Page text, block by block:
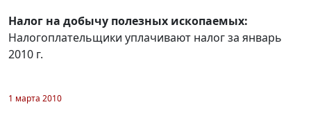
Налог на добычу полезных ископаемых:
Налогоплательщики уплачивают налог за январь
2010 г.
1 марта 2010